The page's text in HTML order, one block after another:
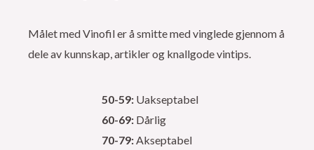
Målet med Vinofil er å smitte med vinglede gjennom å
dele av kunnskap, artikler og knallgode vintips.
50-59:Uakseptabel
60-69:Dårlig
70-79:Akseptabel